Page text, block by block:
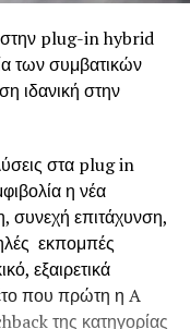
στην plug-in hybrid
των συμβατικών
ιδανική στην
στα plug in
η νέα
συνεχή επιτάχυνση,
εκπομπές
εξαιρετικά
που πρώτη η A
της κατηγορίας